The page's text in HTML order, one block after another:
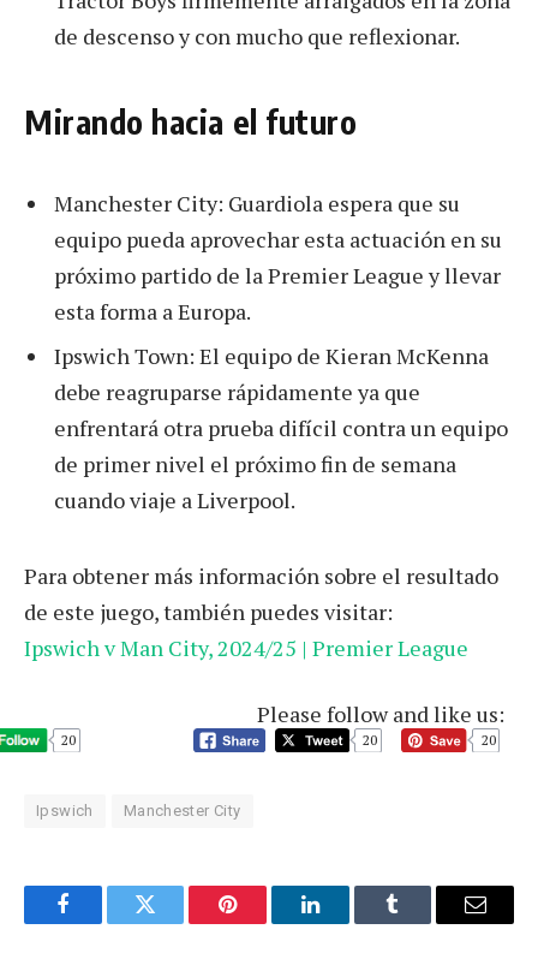
de descenso y con mucho que reflexionar.
Mirando hacia el futuro
Manchester City: Guardiola espera que su
equipo pueda aprovechar esta actuación en su
próximo partido de la Premier League y llevar
esta forma a Europa.
Ipswich Town: El equipo de Kieran McKenna
debe reagruparse rápidamente ya que
enfrentará otra prueba difícil contra un equipo
de primer nivel el próximo fin de semana
cuando viaje a Liverpool.
Para obtener más información sobre el resultado
de este juego, también puedes visitar:
Ipswich v Man City, 2024/25 | Premier League
Please follow and like us:
20 20 20
Ipswich Manchester City
FacebookTwitter Pinterest LinkedInTumblr Email